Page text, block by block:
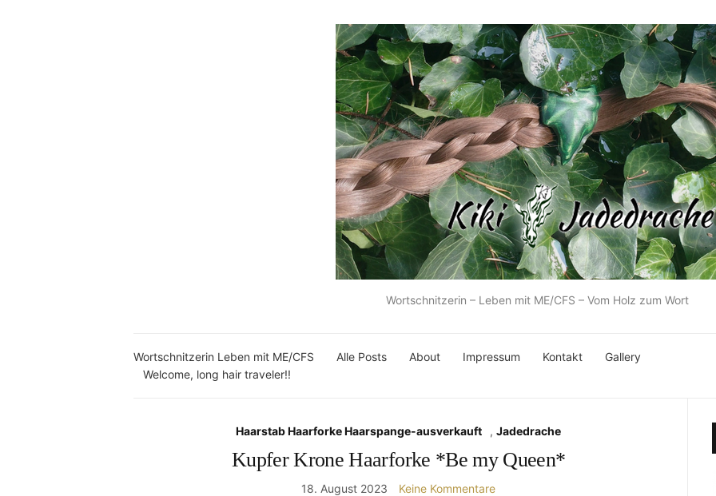
Wortschnitzerin – Leben mit ME/CFS – Vom Holz zum Wort
Wortschnitzerin Leben mit ME/CFS Alle Posts About Impressum Kontakt
Gallery
Welcome, long hair traveler!!
Haarstab Haarforke Haarspange-ausverkauft ,Jadedrache
Kupfer Krone Haarforke *Be my Queen*
18. August 2023 Keine Kommentare